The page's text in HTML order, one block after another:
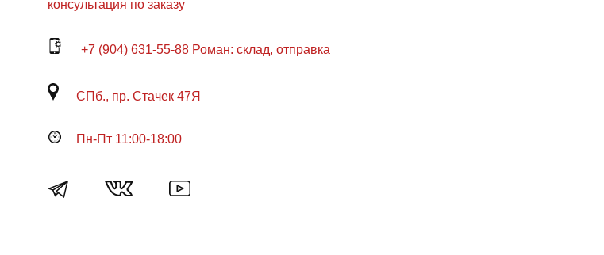
консультация по заказу
+7 (904) 631-55-88 Роман: склад, отправка
СПб., пр. Стачек 47Я
Пн-Пт 11:00-18:00